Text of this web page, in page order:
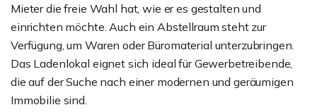
Mieter die freie Wahl hat, wie er es gestalten und
einrichten möchte. Auch ein Abstellraum steht zur
Verfügung, um Waren oder Büromaterial unterzubringen.
Das Ladenlokal eignet sich ideal für Gewerbetreibende,
die auf der Suche nach einer modernen und geräumigen
Immobilie sind.